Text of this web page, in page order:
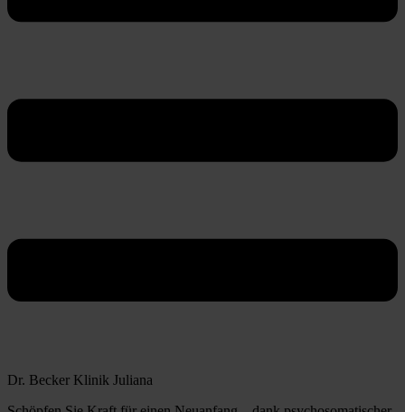
Dr. Becker Klinik Juliana